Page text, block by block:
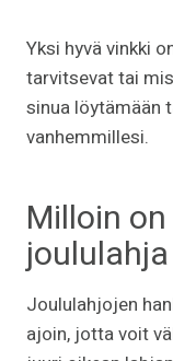
Yksi hyvä vinkki
tarvitsevat tai
sinua löytämään
vanhemmillesi.
Milloin
Joululahjojen
ajoin, jotta voit